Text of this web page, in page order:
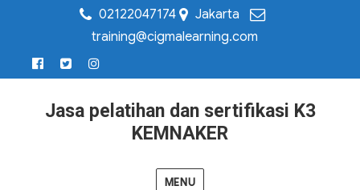
02122047174
Jakarta
training@cigmalearning.com
Jasa pelatihan dan sertifikasi K3
KEMNAKER
MENU